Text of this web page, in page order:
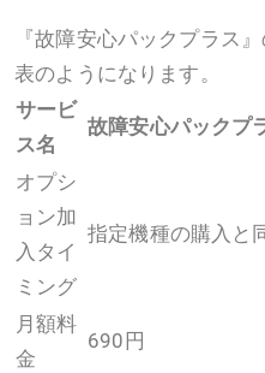
『故障安心パックプラス
表のようになります。
サービ
ス名
故障安心パックプ
オプシ
ョン加
入タイ
ミング
指定機種の購入と
月額料
金
690円